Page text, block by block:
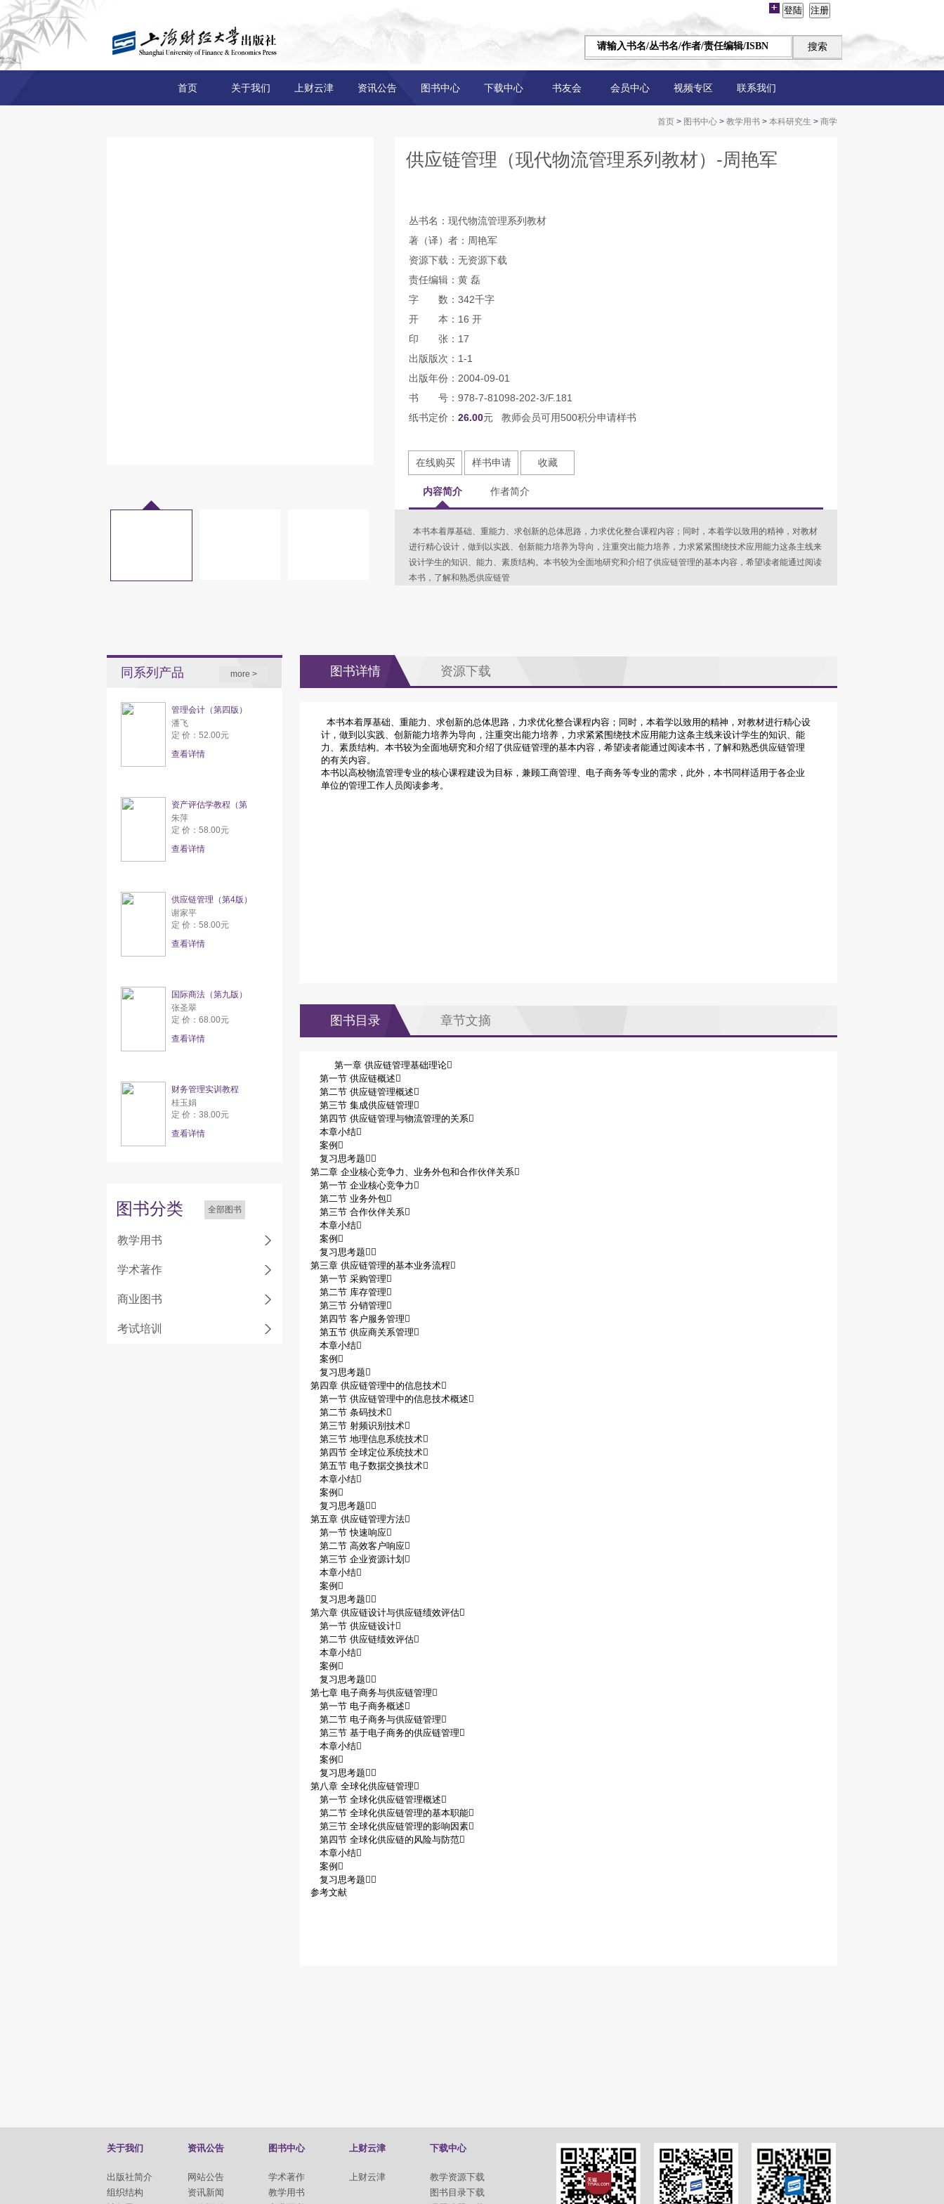
首页 关于我们 上财云津 资讯公告 图书中心 下载中心 书友会 会员中心 视频专区 联系我们
首页 > 图书中心 > 教学用书 > 本科研究生 > 商学
供应链管理（现代物流管理系列教材）-周艳军
丛书名：现代物流管理系列教材
著（译）者：周艳军
资源下载：无资源下载
责任编辑：黄 磊
字 数：342千字
开 本：16 开
印 张：17
出版版次：1-1
出版年份：2004-09-01
书 号：978-7-81098-202-3/F.181
纸书定价： 26.00元 教师会员可用500积分申请样书
在线购买 样书申请 收藏
内容简介 作者简介
本书本着厚基础、重能力、求创新的总体思路，力求优化整合课程内容；同时，本着学以致用的精神，对教材
进行精心设计，做到以实践、创新能力培养为导向，注重突出能力培养，力求紧紧围绕技术应用能力这条主线来
设计学生的知识、能力、素质结构。本书较为全面地研究和介绍了供应链管理的基本内容，希望读者能通过阅读
本书，了解和熟悉供应链管
同系列产品 more >
管理会计（第四版）
潘飞
定 价：52.00元
查看详情
资产评估学教程（第
朱萍
定 价：58.00元
查看详情
供应链管理（第4版）
谢家平
定 价：58.00元
查看详情
国际商法（第九版）
张圣翠
定 价：68.00元
查看详情
财务管理实训教程
桂玉娟
定 价：38.00元
查看详情
图书分类 全部图书
教学用书
学术著作
商业图书
考试培训
图书详情 资源下载
本书本着厚基础、重能力、求创新的总体思路，力求优化整合课程内容；同时，本着学以致用的精神，对教材进行精心设
计，做到以实践、创新能力培养为导向，注重突出能力培养，力求紧紧围绕技术应用能力这条主线来设计学生的知识、能
力、素质结构。本书较为全面地研究和介绍了供应链管理的基本内容，希望读者能通过阅读本书，了解和熟悉供应链管理
的有关内容。
本书以高校物流管理专业的核心课程建设为目标，兼顾工商管理、电子商务等专业的需求，此外，本书同样适用于各企业
单位的管理工作人员阅读参考。
图书目录 章节文摘
第一章 供应链管理基础理论
第一节 供应链概述
第二节 供应链管理概述
第三节 集成供应链管理
第四节 供应链管理与物流管理的关系
本章小结
案例
复习思考题
第二章 企业核心竞争力、业务外包和合作伙伴关系
第一节 企业核心竞争力
第二节 业务外包
第三节 合作伙伴关系
本章小结
案例
复习思考题
第三章 供应链管理的基本业务流程
第一节 采购管理
第二节 库存管理
第三节 分销管理
第四节 客户服务管理
第五节 供应商关系管理
本章小结
案例
复习思考题
第四章 供应链管理中的信息技术
第一节 供应链管理中的信息技术概述
第二节 条码技术
第三节 射频识别技术
第三节 地理信息系统技术
第四节 全球定位系统技术
第五节 电子数据交换技术
本章小结
案例
复习思考题
第五章 供应链管理方法
第一节 快速响应
第二节 高效客户响应
第三节 企业资源计划
本章小结
案例
复习思考题
第六章 供应链设计与供应链绩效评估
第一节 供应链设计
第二节 供应链绩效评估
本章小结
案例
复习思考题
第七章 电子商务与供应链管理
第一节 电子商务概述
第二节 电子商务与供应链管理
第三节 基于电子商务的供应链管理
本章小结
案例
复习思考题
第八章 全球化供应链管理
第一节 全球化供应链管理概述
第二节 全球化供应链管理的基本职能
第三节 全球化供应链管理的影响因素
第四节 全球化供应链的风险与防范
本章小结
案例
复习思考题
参考文献
关于我们
出版社简介
组织结构
资讯公告
网站公告
资讯新闻
图书中心
学术著作
教学用书
上财云津
上财云津
下载中心
教学资源下载
图书目录下载